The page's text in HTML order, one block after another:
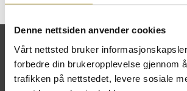
Denne nettsiden anvender cookies
Vårt nettsted bruker
forbedre din brukeropplevelse gjennom
trafikken på nettstedet, levere sosiale